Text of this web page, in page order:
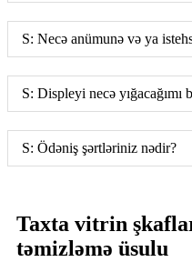
S: Necə anümunə və ya
S: Displeyi necə yığacağımı
S: Ödəniş şərtləriniz nədir?
Taxta vitrin
təmizləmə üsulu